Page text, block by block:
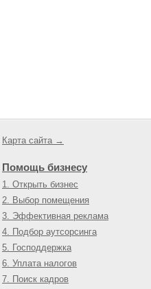
Карта сайта →
Помощь бизнесу
1. Открыть бизнес
2. Выбор помещения
3. Эффективная реклама
4. Подбор аутсорсинга
5. Господдержка
6. Уплата налогов
7. Поиск кадров